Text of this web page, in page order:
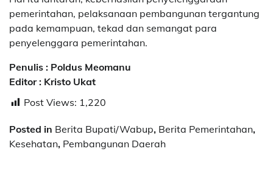
pemerintahan, pelaksanaan pembangunan tergantung
pada kemampuan, tekad dan semangat para
penyelenggara pemerintahan.
Penulis : Poldus Meomanu
Editor : Kristo Ukat
Post Views: 1,220
Posted in Berita Bupati/Wabup, Berita Pemerintahan,
Kesehatan, Pembangunan Daerah